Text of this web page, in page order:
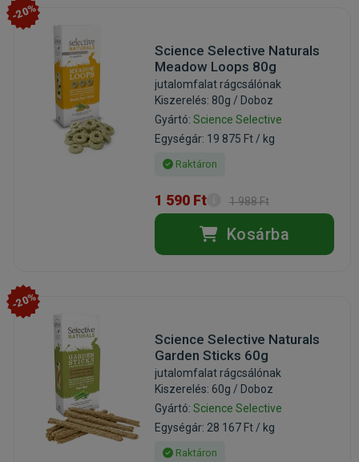
-20%
Science Selective Naturals
Meadow Loops 80g
jutalomfalat rágcsálónak
Kiszerelés: 80g / Doboz
Gyártó: Science Selective
Egységár: 19 875 Ft / kg
Raktáron
1 590 Ft 1 988 Ft
Kosárba
-20%
Science Selective Naturals
Garden Sticks 60g
jutalomfalat rágcsálónak
Kiszerelés: 60g / Doboz
Gyártó: Science Selective
Egységár: 28 167 Ft / kg
Raktáron